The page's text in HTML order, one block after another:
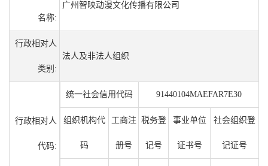
名称:
广州智映动漫文化传播有限公司
行政相对人
类别:
法人及非法人组织
行政相对人
代码:
统一社会信用代码 91440104MAEFAR7E30
组织机构代
码
工商注
册号
税务登
记号
事业单位
证书号
社会组织登
记证号